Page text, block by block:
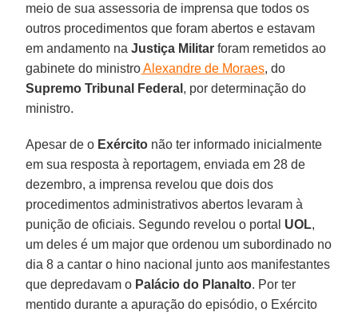
meio de sua assessoria de imprensa que todos os
outros procedimentos que foram abertos e estavam
em andamento naJustiça Militar foram remetidos ao
gabinete do ministroAlexandre de Moraes, do
Supremo Tribunal Federal , por determinação do
ministro.
Apesar de o Exército não ter informado inicialmente
em sua resposta à reportagem, enviada em 28 de
dezembro, a imprensa revelou que dois dos
procedimentos administrativos abertos levaram à
punição de oficiais. Segundo revelou o portal UOL,
um deles é um major que ordenou um subordinado no
dia 8 a cantar o hino nacional junto aos manifestantes
que depredavam o Palácio do Planalto. Por ter
mentido durante a apuração do episódio, o Exército